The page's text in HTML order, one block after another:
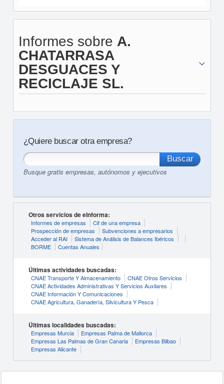
Informes sobre A.
CHATARRASA
DESGUACES Y
RECICLAJE SL.
¿Quiere buscar otra empresa?
Busque gratis empresas, autónomos y ejecutivos
Otros servicios de eInforma:
Informes de empresas
Cif de una empresa
Prospección de empresas
Subvenciones a empresarios
Acceder al RAI
Sistema de Análisis de Balances Ibéricos
BORME
Cuentas Anuales
Últimas actividades buscadas:
CNAE Transporte Y Almacenamiento
CNAE Otros Servicios
CNAE Actividades Administrativas Y Servicios Auxliares
CNAE Información Y Comunicaciones
CNAE Agricultura, Ganadería, Silvicultura Y Pesca
Últimas localidades buscadas:
Empresas Murcia
Empresas Palma de Mallorca
Empresas Las Palmas de Gran Canaria
Empresas Bilbao
Empresas Alicante